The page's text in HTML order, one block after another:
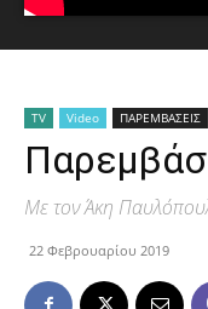
TV Video ΠΑΡΕΜΒΑΣΕΙΣ
Με τον Άκη
22 Φεβρουαρίου 2019